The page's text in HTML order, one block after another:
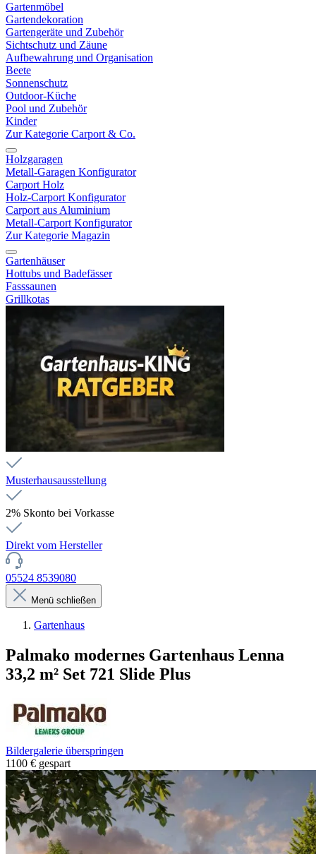
Gartenmöbel
Gartendekoration
Gartengeräte und Zubehör
Sichtschutz und Zäune
Aufbewahrung und Organisation
Beete
Sonnenschutz
Outdoor-Küche
Pool und Zubehör
Kinder
Zur Kategorie Carport & Co.
Holzgaragen
Metall-Garagen Konfigurator
Carport Holz
Holz-Carport Konfigurator
Carport aus Aluminium
Metall-Carport Konfigurator
Zur Kategorie Magazin
Gartenhäuser
Hottubs und Badefässer
Fasssaunen
Grillkotas
Musterhausausstellung
2% Skonto bei Vorkasse
Direkt vom Hersteller
05524 8539080
Menü schließen
Gartenhaus
Palmako modernes Gartenhaus Lenna
33,2 m² Set 721 Slide Plus
Bildergalerie überspringen
1100 € gespart